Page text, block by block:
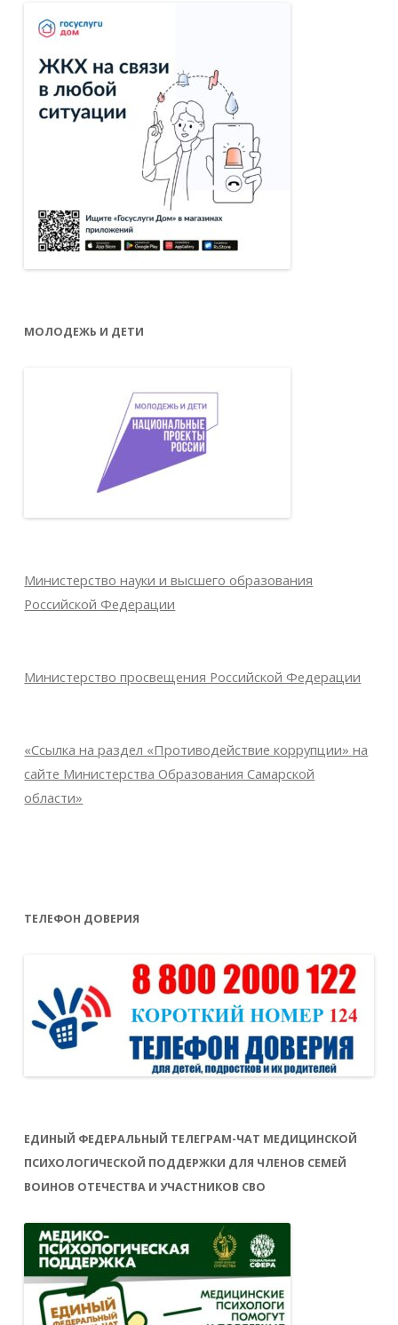
МОЛОДЕЖЬ И ДЕТИ
Министерство науки и высшего образования
Российской Федерации
Министерство просвещения Российской Федерации
«Ссылка на раздел «Противодействие коррупции» на
сайте Министерства Образования Самарской
области»
ТЕЛЕФОН ДОВЕРИЯ
ЕДИНЫЙ ФЕДЕРАЛЬНЫЙ ТЕЛЕГРАМ-ЧАТ МЕДИЦИНСКОЙ
ПСИХОЛОГИЧЕСКОЙ ПОДДЕРЖКИ ДЛЯ ЧЛЕНОВ СЕМЕЙ
ВОИНОВ ОТЕЧЕСТВА И УЧАСТНИКОВ СВО